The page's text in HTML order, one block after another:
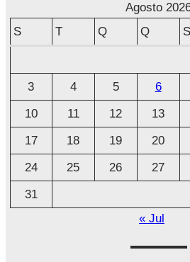
v
o
Agosto
S
T Q Q S
3
4 5 6
10
11 12 13
17
18 19 20
24
25 26 27
31
« Jul